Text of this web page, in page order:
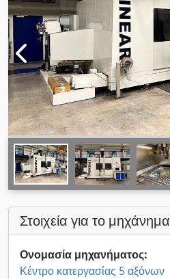
Στοιχεία για το μηχάνημα
Ονομασία μηχανήματος:
Κέντρο κατεργασίας 5 αξόνων